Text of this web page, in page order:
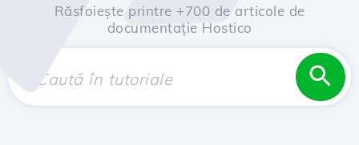
Răsfoiește printre +700 de articole de
documentație Hostico